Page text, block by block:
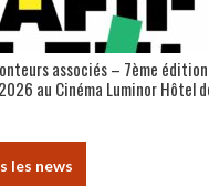
associés – 7ème
au Cinéma Luminor Hôtel
les news